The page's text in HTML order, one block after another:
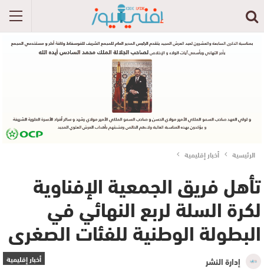
الرئيسية أخبار إقليمية
تأهل فريق الجمعية الإفناوية
لكرة السلة لربع النهائي في
البطولة الوطنية للفئات الصغرى
أخبار إقليمية
إدارة النشر